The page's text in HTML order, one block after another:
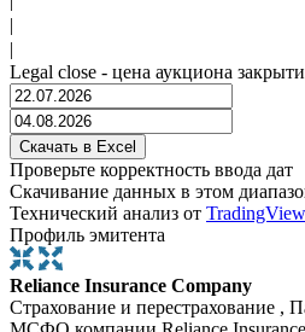
|
|
Legal close - цена аукциона
Проверьте корректность ввода дат
Скачивание данных в этом
Технический анализ от TradingView
Профиль эмитента
Reliance Insurance Company
Страхование и перестрахование ,